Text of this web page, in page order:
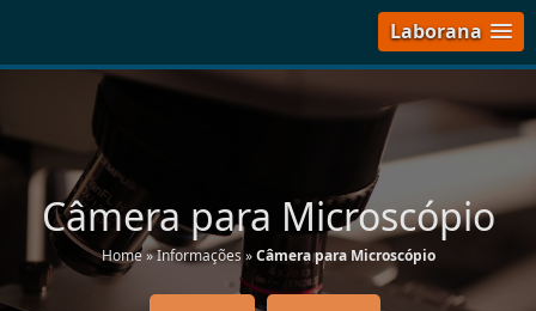
Laborana
Câmera para Microscópio
Home»Informações »Câmera para Microscópio